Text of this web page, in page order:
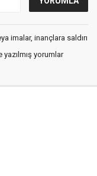
imalar, inançlara saldırı
yorumlar